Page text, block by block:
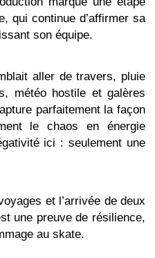
qui continue d’affirmer sa
son équipe.
aller de travers, pluie
météo hostile et galères
parfaitement la façon
le chaos en énergie
ici : seulement une
et l’arrivée de deux
une preuve de résilience,
au skate.